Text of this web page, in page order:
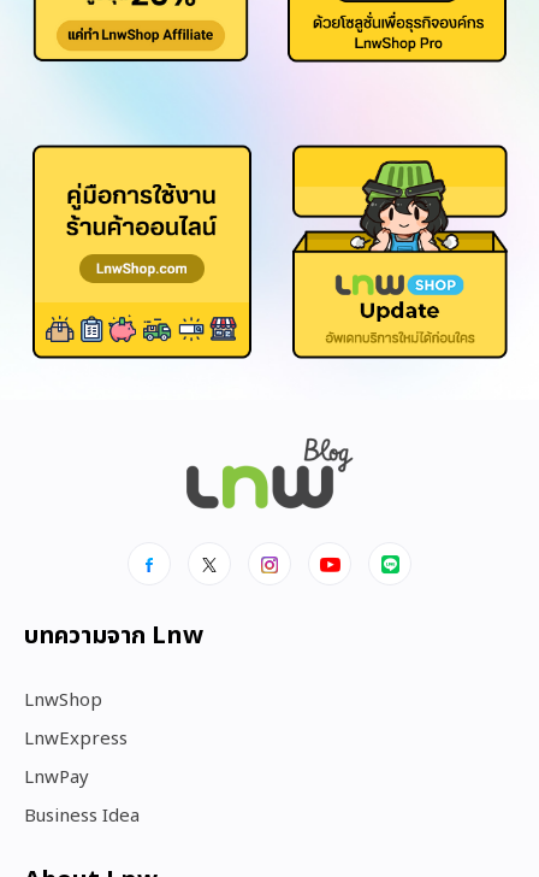
บทความจาก Lnw
LnwShop
LnwExpress
LnwPay
Business Idea